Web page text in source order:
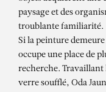
paysage et des
troublante familiarité.
Si la peinture
occupe une place de
recherche. Travaillant
verre soufflé, Oda